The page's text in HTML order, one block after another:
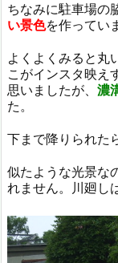
ちなみに駐車場の
い景色を作ってい
よくよくみると丸
こがインスタ映え
思いましたが、 濃
た。
下まで降りられた
似たような光景な
れません。川廻し